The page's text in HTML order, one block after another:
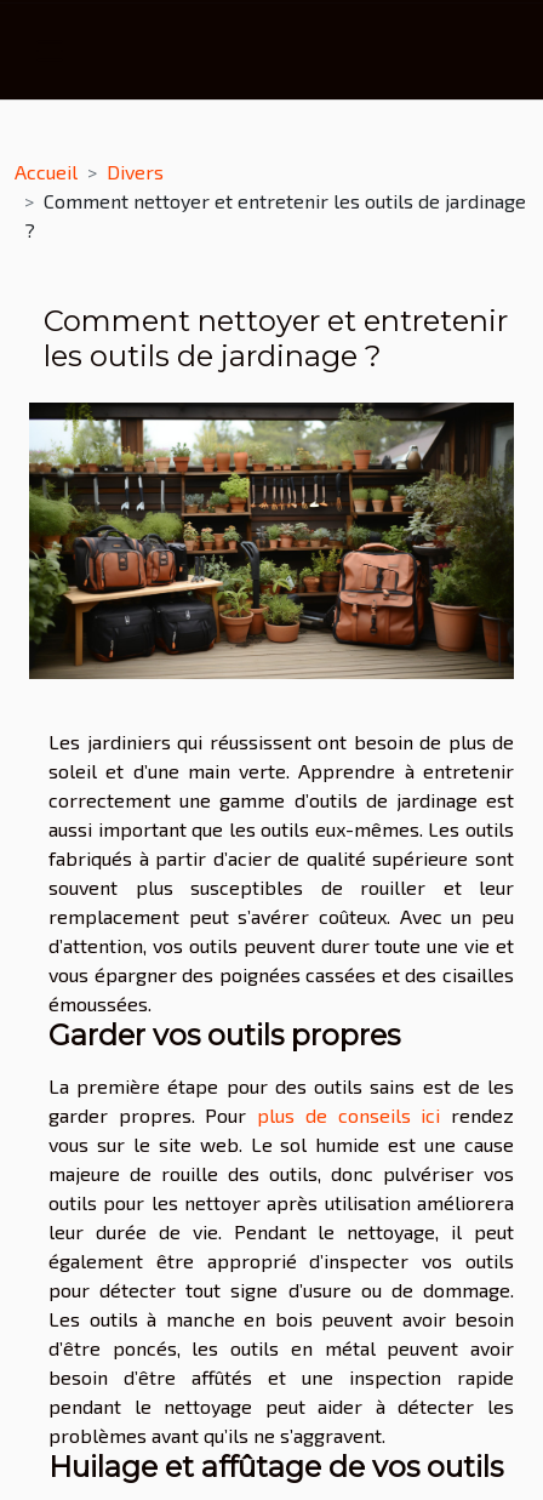
Accueil
Divers
Comment nettoyer et entretenir les outils de jardinage
?
Comment nettoyer et entretenir
les outils de jardinage ?
Les jardiniers qui réussissent ont besoin de plus de
soleil et d’une main verte. Apprendre à entretenir
correctement une gamme d’outils de jardinage est
aussi important que les outils eux-mêmes. Les outils
fabriqués à partir d’acier de qualité supérieure sont
souvent plus susceptibles de rouiller et leur
remplacement peut s’avérer coûteux. Avec un peu
d’attention, vos outils peuvent durer toute une vie et
vous épargner des poignées cassées et des cisailles
émoussées.
Garder vos outils propres
La première étape pour des outils sains est de les
garder propres. Pour plus de conseils ici rendez
vous sur le site web. Le sol humide est une cause
majeure de rouille des outils, donc pulvériser vos
outils pour les nettoyer après utilisation améliorera
leur durée de vie. Pendant le nettoyage, il peut
également être approprié d’inspecter vos outils
pour détecter tout signe d’usure ou de dommage.
Les outils à manche en bois peuvent avoir besoin
d’être poncés, les outils en métal peuvent avoir
besoin d’être affûtés et une inspection rapide
pendant le nettoyage peut aider à détecter les
problèmes avant qu’ils ne s’aggravent.
Huilage et affûtage de vos outils